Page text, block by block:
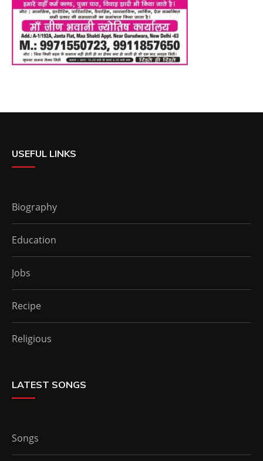
USEFUL LINKS
Biography
Education
Jobs
Recipe
Religious
LATEST SONGS
Songs